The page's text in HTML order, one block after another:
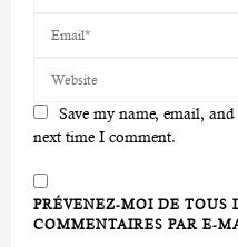
Save my name, email,
next time I comment.
PRÉVENEZ-MOI DE TOUS
COMMENTAIRES PAR E-